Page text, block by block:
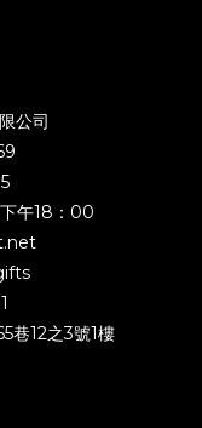
公司
午18：00
巷12之3號1樓